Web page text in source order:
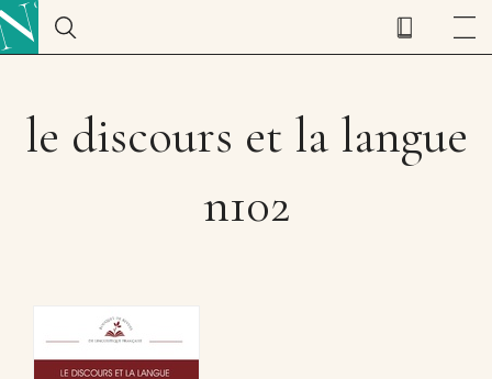
le discours et la langue
n102